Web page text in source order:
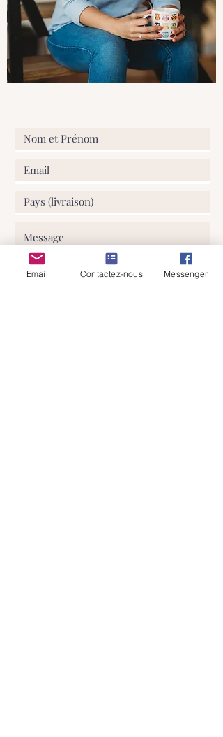
Le produit étant fabriqué à partir de
matériaux naturels, il peut y avoir de
légères variations dans les couleurs et
les grains du bois.
► ► ► COPYRIGHT ► ► ►
exclusive de ATELIER58E SPRL © et ne
peuvent en aucun cas faire l'objet de
reproduction partielle ou totale. Tout
litige relève de la compétence exclusive
des tribunaux de Nivelles (Belgique).
Email Contactez-nous Messenger